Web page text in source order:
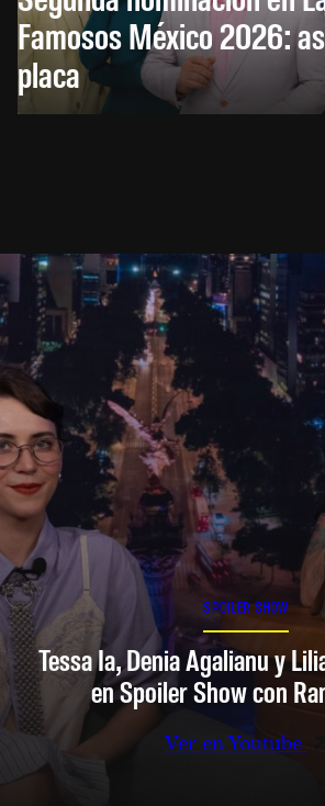
Famosos México 2026:
placa
SPOILER SHOW
Tessa Ia, Denia Agalianu y
en Spoiler Show con
Ver en Youtube